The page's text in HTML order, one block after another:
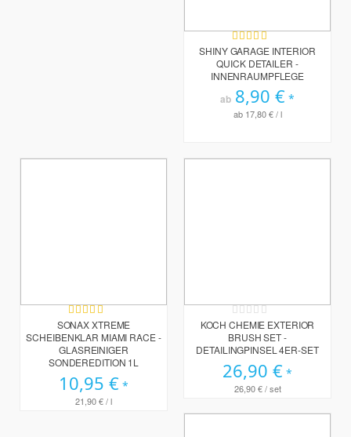
Bewertung:
100%
SHINY GARAGE INTERIOR
QUICK DETAILER -
INNENRAUMPFLEGE
ab 8,90 €
ab 17,80 €/ l
Bewertung:
100%
SONAX XTREME
SCHEIBENKLAR MIAMI RACE -
GLASREINIGER
SONDEREDITION 1L
10,95 €
21,90 €/ l
Rating:
0%
KOCH CHEMIE EXTERIOR
BRUSH SET -
DETAILINGPINSEL 4ER-SET
26,90 €
26,90 €/ set